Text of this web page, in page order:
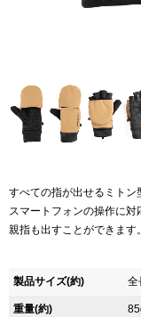
すべての指が出せるミトン
スマートフォンの操作に対
親指も出すことができます。
製品サイズ(約) 全
重量(約)